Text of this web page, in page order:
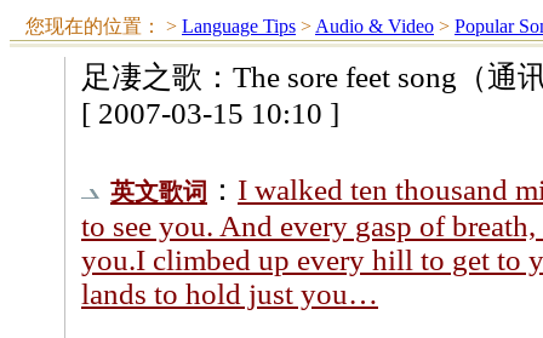
您现在的位置： > Language Tips > Audio & Video > Popular
足凄之歌：The sore feet song（通
[ 2007-03-15 10:10 ]
英文歌词 ： I walked ten thousand
to see you. And every gasp of
you.I climbed up every hill to get to
lands to hold just you…